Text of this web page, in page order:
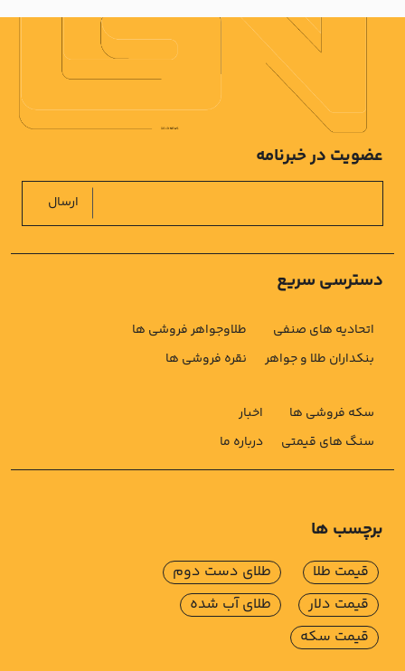
دسترسی سریع
اتحادیه های صنفی
بنکداران طلا و جواهر
طلاوجواهر فروشی ها
نقره فروشی ها
سکه فروشی ها
سنگ های قیمتی
اخبار
درباره ما
عضویت در خبرنامه
ارسال
برچسب ها
قیمت طلا
قیمت دلار
قیمت سکه
طلای دست دوم
طلای آب شده